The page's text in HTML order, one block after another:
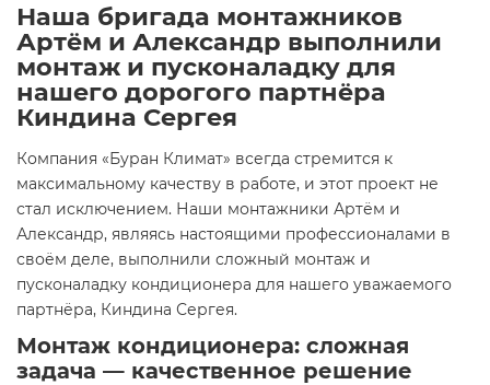
Наша бригада монтажников
Артём и Александр выполнили
монтаж и пусконаладку для
нашего дорогого партнёра
Киндина Сергея
Компания «Буран Климат» всегда стремится к
максимальному качеству в работе, и этот проект не
стал исключением. Наши монтажники Артём и
Александр, являясь настоящими профессионалами в
своём деле, выполнили сложный монтаж и
пусконаладку кондиционера для нашего уважаемого
партнёра, Киндина Сергея.
Монтаж кондиционера: сложная
задача — качественное решение